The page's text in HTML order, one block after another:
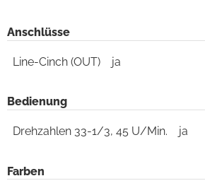
Anschlüsse
Line-Cinch (OUT) ja
Bedienung
Drehzahlen 33-1/3, 45 U/Min. ja
Farben